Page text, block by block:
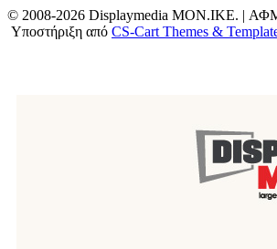
© 2008-2026 Displaymedia MON.IKE. |
Υποστήριξη από CS-Cart Themes &